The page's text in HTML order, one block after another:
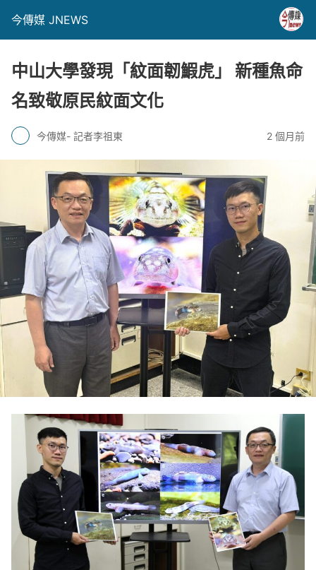
今傳媒 JNEWS
中山大學發現「紋面韌鰕虎」 新種魚命
名致敬原民紋面文化
今傳媒- 記者李祖東 2 個月前